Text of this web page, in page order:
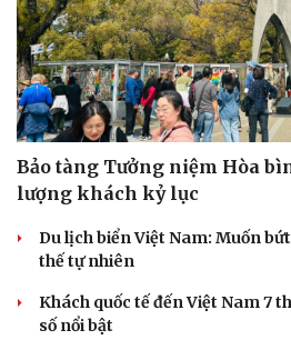
Văn hóa
Sân khấu - Điện ảnh
Văn học
Âm nhạc
Di sản
Bảo tàng Tưởng niệm Hòa
lượng khách kỷ lục
Du lịch biển Việt Nam: Muốn
thế tự nhiên
Khách quốc tế đến Việt Nam 7
số nổi bật